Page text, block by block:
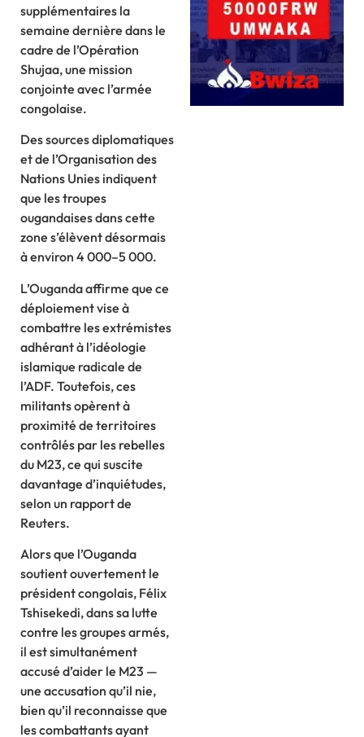
supplémentaires la
semaine dernière dans le
cadre de l’Opération
Shujaa, une mission
conjointe avec l’armée
congolaise.
Des sources diplomatiques
et de l’Organisation des
Nations Unies indiquent
que les troupes
ougandaises dans cette
zone s’élèvent désormais
à environ 4 000–5 000.
L’Ouganda affirme que ce
déploiement vise à
combattre les extrémistes
adhérant à l’idéologie
islamique radicale de
l’ADF. Toutefois, ces
militants opèrent à
proximité de territoires
contrôlés par les rebelles
du M23, ce qui suscite
davantage d’inquiétudes,
selon un rapport de
Reuters.
Alors que l’Ouganda
soutient ouvertement le
président congolais, Félix
Tshisekedi, dans sa lutte
contre les groupes armés,
il est simultanément
accusé d’aider le M23 —
une accusation qu’il nie,
bien qu’il reconnaisse que
les combattants ayant